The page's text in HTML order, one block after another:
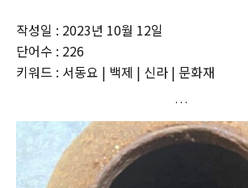
작성일 : 2023년 10월 12일
단어수 : 226
키워드 : 서동요 | 백제 | 신라 | 문화재